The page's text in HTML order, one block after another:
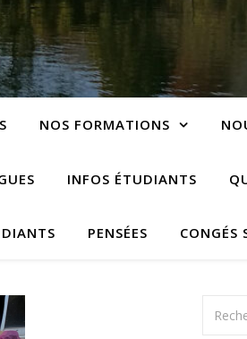
NOS FORMATIONS
INFOS ÉTUDIANTS
PENSÉES CONGÉS